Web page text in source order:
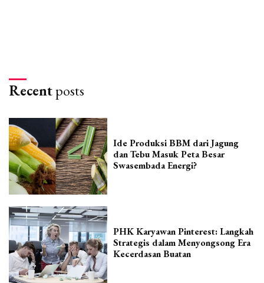
Recentposts
Ide Produksi BBM dari Jagung
dan Tebu Masuk Peta Besar
Swasembada Energi?
PHK Karyawan Pinterest: Langkah
Strategis dalam Menyongsong Era
Kecerdasan Buatan